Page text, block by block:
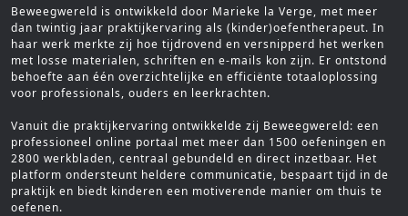
Beweegwereld is ontwikkeld door Marieke la Verge, met meer
dan twintig jaar praktijkervaring als (kinder)oefentherapeut. In
haar werk merkte zij hoe tijdrovend en versnipperd het werken
met losse materialen, schriften en e-mails kon zijn. Er ontstond
behoefte aan één overzichtelijke en efficiënte totaaloplossing
voor professionals, ouders en leerkrachten.
Vanuit die praktijkervaring ontwikkelde zij Beweegwereld: een
professioneel online portaal met meer dan 1500 oefeningen en
2800 werkbladen, centraal gebundeld en direct inzetbaar. Het
platform ondersteunt heldere communicatie, bespaart tijd in de
praktijk en biedt kinderen een motiverende manier om thuis te
oefenen.